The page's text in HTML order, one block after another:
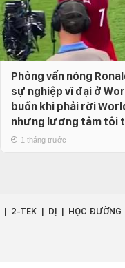
Phỏng vấn nóng
sự nghiệp vĩ đại ở
buồn khi phải rời
nhưng lương tâm tôi
1 tháng trước
2-TEK DỊ HỌC ĐƯỜNG